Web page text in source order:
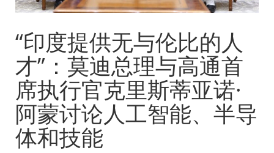
“印度提供无与伦比的人
才”：莫迪总理与高通首
席执行官克里斯蒂亚诺·
阿蒙讨论人工智能、半导
体和技能